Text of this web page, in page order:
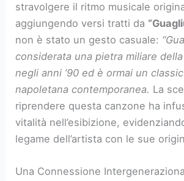
stravolgere il ritmo musicale
aggiungendo versi tratti da
non è stato un gesto casuale:
considerata una pietra miliare
negli anni ’90 ed è ormai un
napoletana contemporanea. La
riprendere questa canzone ha
vitalità nell’esibizione,
legame dell’artista con le sue
Una Connessione